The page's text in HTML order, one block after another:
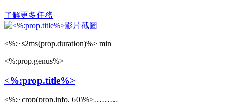
了解更多任務
<%:~s2ms(prop.duration)%> min
<%:prop.genus%>
<%:prop.title%>
<%:~crop(prop.info, 60)%>………